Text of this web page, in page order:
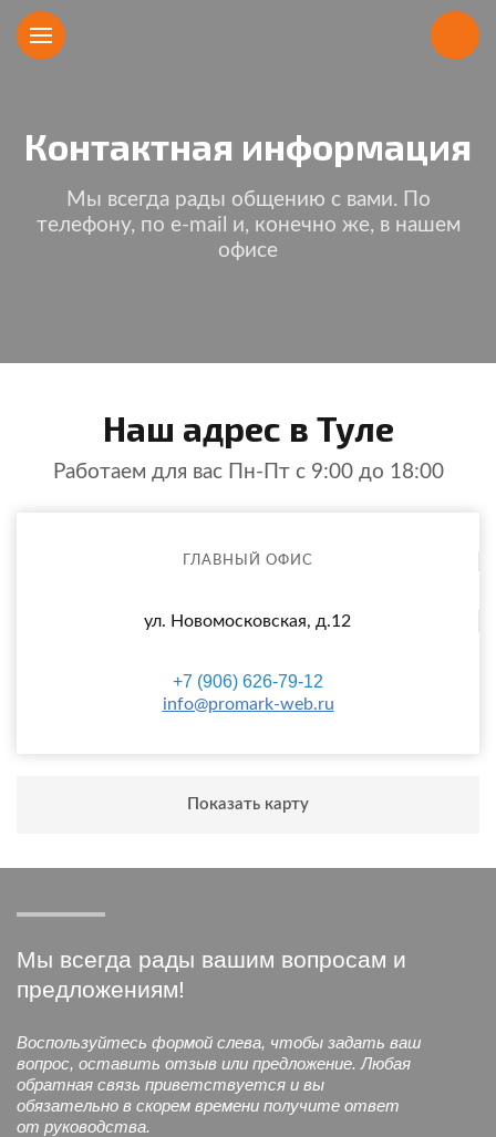
Контактная информация
Мы всегда рады общению с вами. По
телефону, по e-mail и, конечно же, в нашем
офисе
Наш адрес в Туле
Работаем для вас Пн-Пт с 9:00 до 18:00
ГЛАВНЫЙ ОФИС
ул. Новомосковская, д.12
+7 (906) 626-79-12
info@promark-web.ru
Показать карту
Мы всегда рады вашим вопросам и
предложениям!
Воспользуйтесь формой слева, чтобы задать ваш
вопрос, оставить отзыв или предложение. Любая
обратная связь приветствуется и вы
обязательно в скорем времени получите ответ
от руководства.